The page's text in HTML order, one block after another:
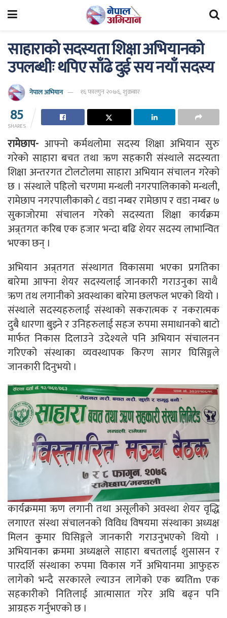
साहाराको सदस्यता शिक्षा अभियानको
उपलब्धीः थपिए साँढे दुई सय नयाँ सदस्य
नेपाल अभियान १६ फाल्गुन २०७६, शुक्रबार
85
SHARES
रामेछाप- आफ्नो कर्मथलोमा सदस्य शिक्षा अभियान सुरु
गरेको साहारा बचत तथा ऋण सहकारी संस्थाले सदस्यता
शिक्षा अन्तरगत टोलटोलमा साहारा अभियान संचालन गरेको
छ । संस्थाले पहिलो चरणमा मन्थली नगरपालिकाको मन्थली,
रामेछाप नगरपालीकाको ८ वडा नम्बर रामेछाप र वडा नम्बर ७
सुकाजोरमा संचालन गरेको सदस्यता शिक्षा कार्यक्रम
अन्र्तगत करिब एक हजार भन्दा बढि शेयर सदस्य लाभान्वित
भएका छन् ।
अभियान अन्र्तगत संस्थागत विकासमा भएका प्रगतिका
बारेमा आफ्ना शेयर सदस्यलाई जानकारी गराउनुका साथै
ऋण तथ लगानीको अवस्थाका बारेमा छलफल भएको थियो ।
संस्थाले सदस्यहरुलाई संस्थाको सकरात्मक र नकरात्मक
दुबै धारणा बुझ्ने र उनिहरुलाई सहज रुपमा समाधानको बाटो
मार्फत निकास दिलाउने उदेश्यले पनि अभियान संचालनन
गरिएको संस्थाका व्यवस्थापक किरण सागर घिसिङ्गले
जानकारी दिनुभयो ।
कार्यक्रममा ऋण लगानी तथा असूलीको अवस्था शेयर वृद्धि
लगाएत संस्था संचालनको विविध विषयमा संस्थाका अध्यक्ष
मिलन कुुमार घिसिङ्गले जानकारी गराउनुभएको थियो ।
अभियानका क्रममा अध्यक्षले साहारा बचतलाई शुसासन र
पारदर्शि संस्थाका रुपमा विकास गर्ने अभियानमा आफुहरु
लागेको भन्दै सरकारले ल्याउन लागेको एक ब्यतिm एक
सहकारीको नितिलाई आत्मासात गरेर अघि बढ्न पनि
आग्रहरु गर्नुभएको छ ।